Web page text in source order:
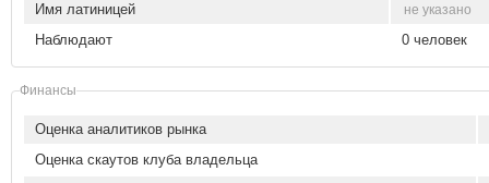
Имя латиницей
не указано
Наблюдают 0 человек
Финансы
Оценка аналитиков рынка
Оценка скаутов клуба владельца